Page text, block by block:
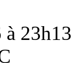
23h13